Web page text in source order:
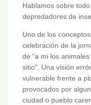
Hablamos sobre
depredadores de
Uno de los
celebración de la
de “a mi los
sitio”. Una visión
vulnerable frente a
provocados por
ciudad o pueblo